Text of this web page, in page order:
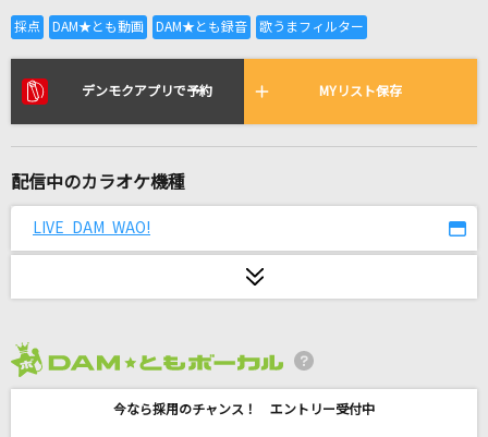
全国りれき
リアルタイムで歌われている曲の一覧
ずっと好きだった
[生音]風の詩を聴かせて
デンモクアプリで予約 MYリスト保存
配信中のカラオケ機種
LIVE DAM WAO!
今なら採用のチャンス！ エントリー受付中